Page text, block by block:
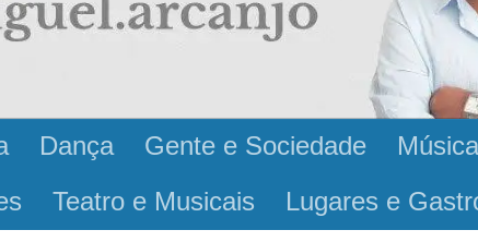
Dança Gente e Sociedade
Teatro e Musicais Lugares e